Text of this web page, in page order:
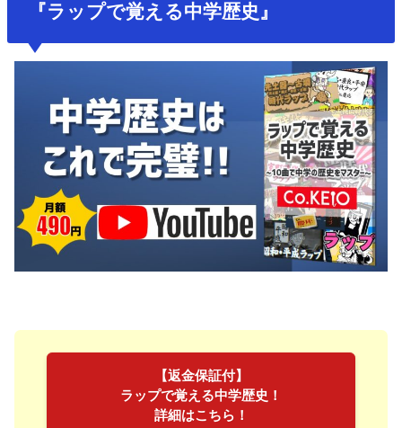
『ラップで覚える中学歴史』
【返金保証付】
ラップで覚える中学歴史！
詳細はこちら！